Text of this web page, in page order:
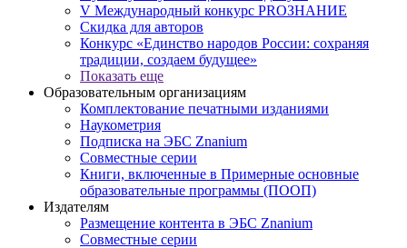
V Международный конкурс PROЗНАНИЕ
Скидка для авторов
Конкурс «Единство народов России: сохраняя
традиции, создаем будущее»
Показать еще
Образовательным организациям
Комплектование печатными изданиями
Наукометрия
Подписка на ЭБС Znanium
Совместные серии
Книги, включенные в Примерные основные
образовательные программы (ПООП)
Издателям
Размещение контента в ЭБС Znanium
Совместные серии